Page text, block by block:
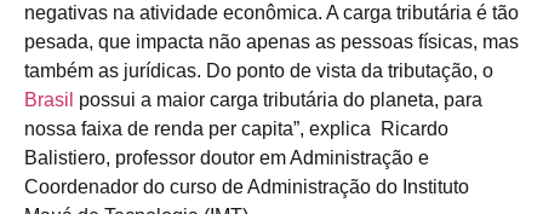
negativas na atividade econômica. A carga tributária é tão
pesada, que impacta não apenas as pessoas físicas, mas
também as jurídicas. Do ponto de vista da tributação, o
Brasil possui a maior carga tributária do planeta, para
nossa faixa de renda per capita”, explica Ricardo
Balistiero, professor doutor em Administração e
Coordenador do curso de Administração do Instituto